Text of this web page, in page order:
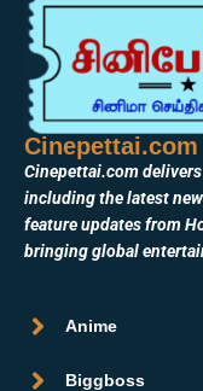
Cinepettai.com
Cinepettai.com
including the latest
feature updates from
bringing global
Anime
Biggboss